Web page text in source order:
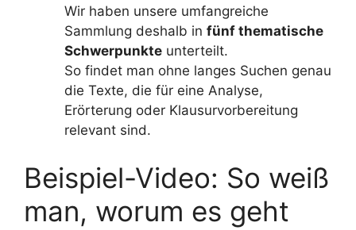
Wir haben unsere umfangreiche
Sammlung deshalb in fünf thematische
Schwerpunkte unterteilt.
So findet man ohne langes Suchen genau
die Texte, die für eine Analyse,
Erörterung oder Klausurvorbereitung
relevant sind.
Beispiel-Video: So weiß
man, worum es geht